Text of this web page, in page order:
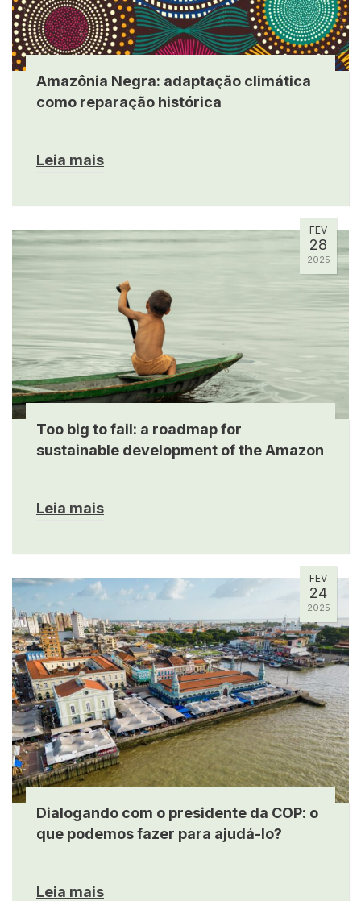
Amazônia Negra: adaptação climática
como reparação histórica
Leia mais
FEV
28
2025
Too big to fail: a roadmap for
sustainable development of the Amazon
Leia mais
FEV
24
2025
Dialogando com o presidente da COP: o
que podemos fazer para ajudá-lo?
Leia mais